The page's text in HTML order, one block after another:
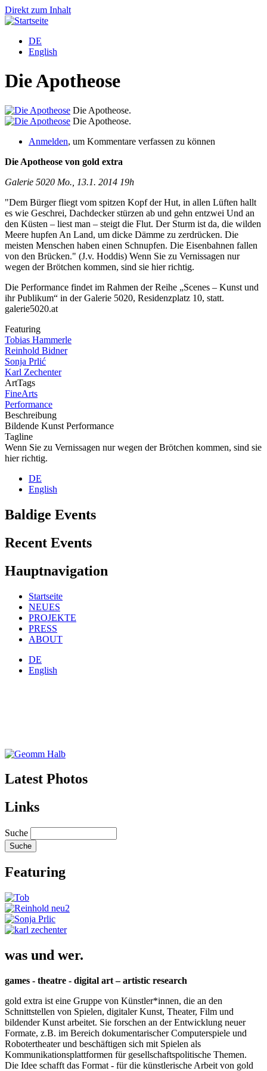
Direkt zum Inhalt
DE
English
Die Apotheose
Die Apotheose.
Die Apotheose.
Anmelden, um Kommentare verfassen zu können
Die Apotheose von gold extra
Galerie 5020 Mo., 13.1. 2014 19h
"Dem Bürger fliegt vom spitzen Kopf der Hut, in allen Lüften hallt
es wie Geschrei, Dachdecker stürzen ab und gehn entzwei Und an
den Küsten – liest man – steigt die Flut. Der Sturm ist da, die wilden
Meere hupfen An Land, um dicke Dämme zu zerdrücken. Die
meisten Menschen haben einen Schnupfen. Die Eisenbahnen fallen
von den Brücken." (J.v. Hoddis) Wenn Sie zu Vernissagen nur
wegen der Brötchen kommen, sind sie hier richtig.
Die Performance findet im Rahmen der Reihe „Scenes – Kunst und
ihr Publikum“ in der Galerie 5020, Residenzplatz 10, statt.
galerie5020.at
Featuring
Tobias Hammerle
Reinhold Bidner
Sonja Prlić
Karl Zechenter
ArtTags
FineArts
Performance
Beschreibung
Bildende Kunst Performance
Tagline
Wenn Sie zu Vernissagen nur wegen der Brötchen kommen, sind sie
hier richtig.
DE
English
Baldige Events
Recent Events
Hauptnavigation
Startseite
NEUES
PROJEKTE
PRESS
ABOUT
DE
English
Latest Photos
Links
Suche
Featuring
was und wer.
games - theatre - digital art – artistic research
gold extra ist eine Gruppe von Künstler*innen, die an den
Schnittstellen von Spielen, digitaler Kunst, Theater, Film und
bildender Kunst arbeitet. Sie forschen an der Entwicklung neuer
Formate, z.B. im Bereich dokumentarischer Computerspiele und
Robotertheater und beschäftigen sich mit Spielen als
Kommunikationsplattformen für gesellschaftspolitische Themen.
Die Idee schafft das Format - für die künstlerische Arbeit von gold